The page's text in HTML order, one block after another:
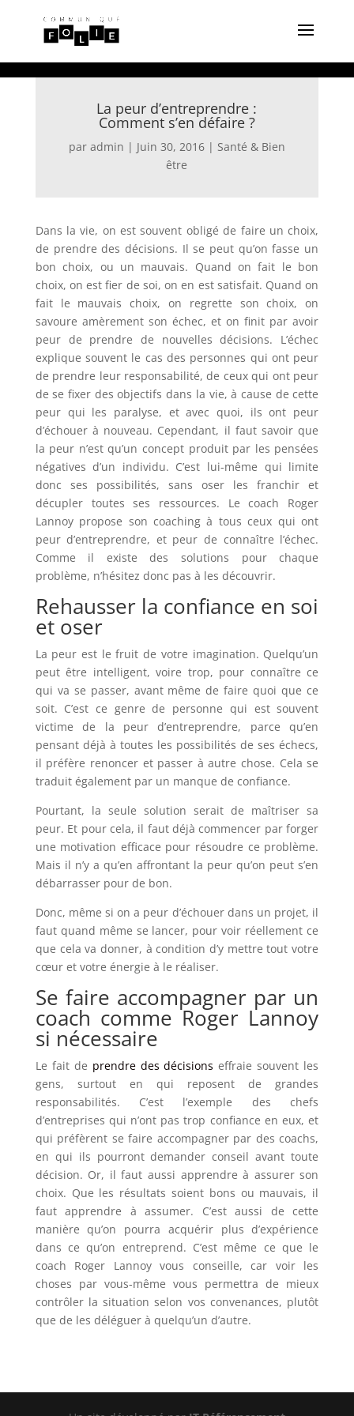
La peur d’entreprendre :
Comment s’en défaire ?
par admin | Juin 30, 2016| Santé & Bien
être
Dans la vie, on est souvent obligé de faire un choix,
de prendre des décisions. Il se peut qu’on fasse un
bon choix, ou un mauvais. Quand on fait le bon
choix, on est fier de soi, on en est satisfait. Quand on
fait le mauvais choix, on regrette son choix, on
savoure amèrement son échec, et on finit par avoir
peur de prendre de nouvelles décisions. L’échec
explique souvent le cas des personnes qui ont peur
de prendre leur responsabilité, de ceux qui ont peur
de se fixer des objectifs dans la vie, à cause de cette
peur qui les paralyse, et avec quoi, ils ont peur
d’échouer à nouveau. Cependant, il faut savoir que
la peur n’est qu’un concept produit par les pensées
négatives d’un individu. C’est lui-même qui limite
donc ses possibilités, sans oser les franchir et
décupler toutes ses ressources. Le coach Roger
Lannoy propose son coaching à tous ceux qui ont
peur d’entreprendre, et peur de connaître l’échec.
Comme il existe des solutions pour chaque
problème, n’hésitez donc pas à les découvrir.
Rehausser la confiance en soi
et oser
La peur est le fruit de votre imagination. Quelqu’un
peut être intelligent, voire trop, pour connaître ce
qui va se passer, avant même de faire quoi que ce
soit. C’est ce genre de personne qui est souvent
victime de la peur d’entreprendre, parce qu’en
pensant déjà à toutes les possibilités de ses échecs,
il préfère renoncer et passer à autre chose. Cela se
traduit également par un manque de confiance.
Pourtant, la seule solution serait de maîtriser sa
peur. Et pour cela, il faut déjà commencer par forger
une motivation efficace pour résoudre ce problème.
Mais il n’y a qu’en affrontant la peur qu’on peut s’en
débarrasser pour de bon.
Donc, même si on a peur d’échouer dans un projet, il
faut quand même se lancer, pour voir réellement ce
que cela va donner, à condition d’y mettre tout votre
cœur et votre énergie à le réaliser.
Se faire accompagner par un
coach comme Roger Lannoy
si nécessaire
Le fait de prendre des décisions effraie souvent les
gens, surtout en qui reposent de grandes
responsabilités. C’est l’exemple des chefs
d’entreprises qui n’ont pas trop confiance en eux, et
qui préfèrent se faire accompagner par des coachs,
en qui ils pourront demander conseil avant toute
décision. Or, il faut aussi apprendre à assurer son
choix. Que les résultats soient bons ou mauvais, il
faut apprendre à assumer. C’est aussi de cette
manière qu’on pourra acquérir plus d’expérience
dans ce qu’on entreprend. C’est même ce que le
coach Roger Lannoy vous conseille, car voir les
choses par vous-même vous permettra de mieux
contrôler la situation selon vos convenances, plutôt
que de les déléguer à quelqu’un d’autre.